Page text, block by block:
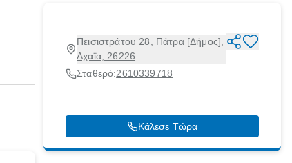
Πεισιστράτου 28, Πάτρα [Δήμος],
Αχαϊα, 26226
Σταθερό:2610339718
Κάλεσε Τώρα